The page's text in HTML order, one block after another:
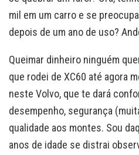
mil em um carro e se
depois de um ano de uso?
Queimar dinheiro ninguém
que rodei de XC60 até agora
neste Volvo, que te dará
desempenho, segurança
qualidade aos montes. Sou
anos de idade se distrai